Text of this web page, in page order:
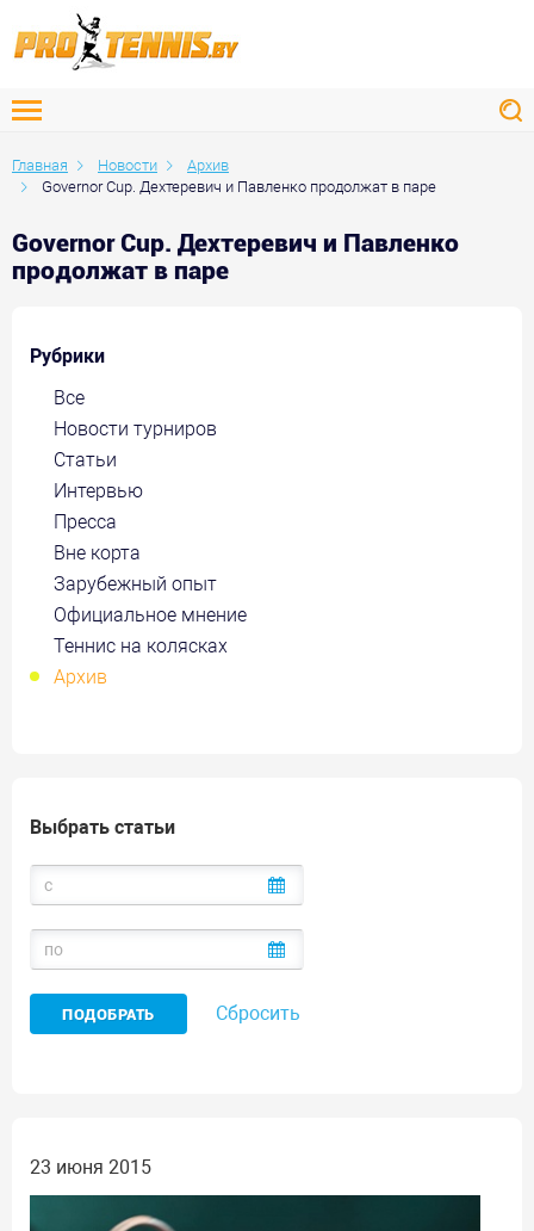
Главная Новости
Архив
Governor Cup. Дехтеревич и Павленко продолжат в паре
Governor Cup. Дехтеревич и Павленко
продолжат в паре
Рубрики
Все
Новости турниров
Статьи
Интервью
Пресса
Вне корта
Зарубежный опыт
Официальное мнение
Теннис на колясках
Архив
Выбрать статьи
Сбросить
23 июня 2015